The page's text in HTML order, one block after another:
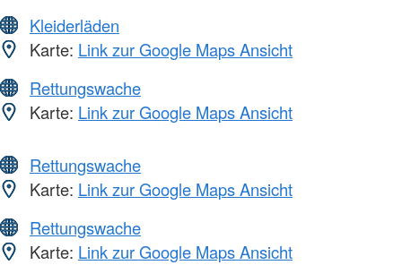
Kleiderläden
Karte: Link zur Google Maps Ansicht
Rettungswache
Karte: Link zur Google Maps Ansicht
Rettungswache
Karte: Link zur Google Maps Ansicht
Rettungswache
Karte: Link zur Google Maps Ansicht